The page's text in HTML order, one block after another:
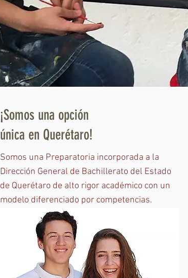
¡Somos una opción
única en Querétaro!
Somos una Preparatoria incorporada a la
Dirección General de Bachillerato del Estado
de Querétaro de alto rigor académico con un
modelo diferenciado por competencias.